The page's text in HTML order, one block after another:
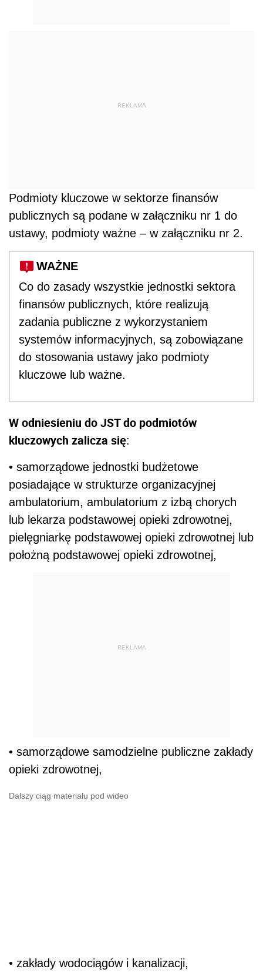
REKLAMA
Podmioty kluczowe w sektorze finansów
publicznych są podane w załączniku nr 1 do
ustawy, podmioty ważne – w załączniku nr 2.
WAŻNE
Co do zasady wszystkie jednostki sektora
finansów publicznych, które realizują
zadania publiczne z wykorzystaniem
systemów informacyjnych, są zobowiązane
do stosowania ustawy jako podmioty
kluczowe lub ważne.
W odniesieniu do JST do podmiotów
kluczowych zalicza się:
• samorządowe jednostki budżetowe
posiadające w strukturze organizacyjnej
ambulatorium, ambulatorium z izbą chorych
lub lekarza podstawowej opieki zdrowotnej,
pielęgniarkę podstawowej opieki zdrowotnej lub
położną podstawowej opieki zdrowotnej,
REKLAMA
• samorządowe samodzielne publiczne zakłady
opieki zdrowotnej,
Dalszy ciąg materiału pod wideo
• zakłady wodociągów i kanalizacji,